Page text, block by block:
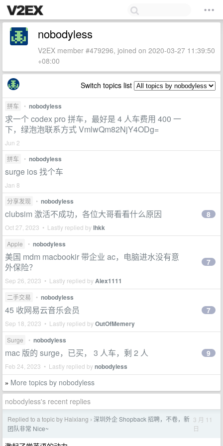
nobodyless
V2EX member #479296, joined on 2020-03-27 11:39:50
+08:00
Switch topics list
拼车 • nobodyless
求一个 codex pro 拼车，最好是 4 人车费用 400 一
下，绿泡泡联系方式 VmlwQm82NjY4ODg=
Jun 2
拼车
• nobodyless
surge ios 找个车
Jan 8
分享发现
• nobodyless
clubsim 激活不成功，各位大哥看看什么原因
Oct 27, 2023 • Lastly replied bylhkk
8
Apple • nobodyless
美国 mdm macbookir 带企业 ac，电脑进水没有意
外保险？
Sep 26, 2023 • Lastly replied byAlex1111
7
二手交易 • nobodyless
45 收网易云音乐会员
Sep 18, 2023 • Lastly replied byOutOfMemery
7
Surge • nobodyless
mac 版的 surge，已买， 3 人车，剩 2 人
Feb 24, 2023 • Lastly replied bynobodyless
9
» More topics by nobodyless
nobodyless's recent replies
Replied to a topic by Haixiang › 深圳外企 Shopback 招聘，不卷，新
团队非常 Nice~
3 月 11
日